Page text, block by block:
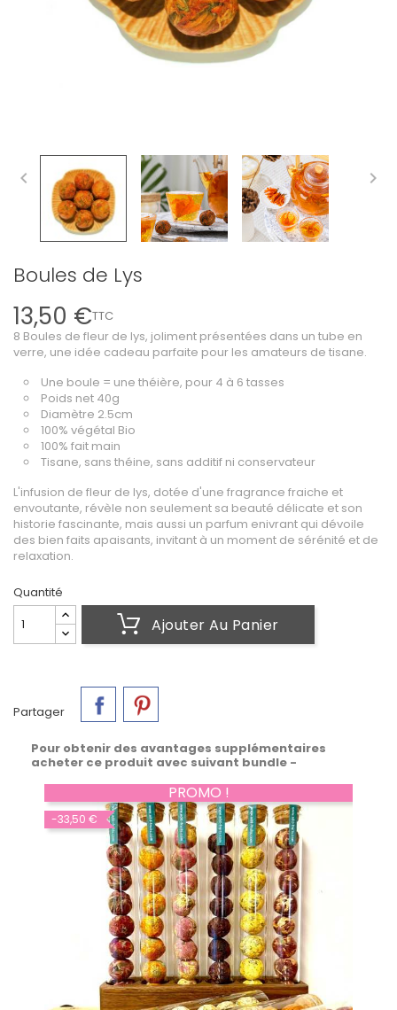
 
Boules de Lys
13,50 €TTC
8 Boules de fleur de lys, joliment présentées dans un tube en
verre, une idée cadeau parfaite pour les amateurs de tisane.
Une boule = une théière, pour 4 à 6 tasses
Poids net 40g
Diamètre 2.5cm
100% végétal Bio
100% fait main
Tisane, sans théine, sans additif ni conservateur
L'infusion de fleur de lys, dotée d'une fragrance fraiche et
envoutante, révèle non seulement sa beauté délicate et son
historie fascinante, mais aussi un parfum enivrant qui dévoile
des bien faits apaisants, invitant à un moment de sérénité et de
relaxation.
Quantité
Ajouter Au Panier
Partager
Pour obtenir des avantages supplémentaires
acheter ce produit avec suivant bundle -
PROMO !
-33,50 €